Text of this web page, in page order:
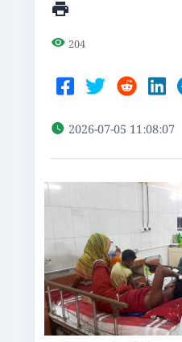
204
2026-07-05 11:08:07